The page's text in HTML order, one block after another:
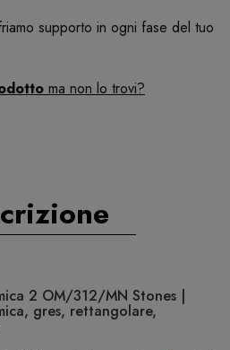
supporto in ogni fase del tuo
ma non lo trovi?
2 OM/312/MN Stones |
gres, rettangolare,